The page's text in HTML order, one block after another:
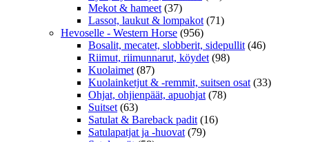
Mekot & hameet (37)
Lassot, laukut & lompakot (71)
Hevoselle - Western Horse (956)
Bosalit, mecatet, slobberit, sidepullit (46)
Riimut, riimunnarut, köydet (98)
Kuolaimet (87)
Kuolainketjut & -remmit, suitsen osat (33)
Ohjat, ohjienpäät, apuohjat (78)
Suitset (63)
Satulat & Bareback padit (16)
Satulapatjat ja -huovat (79)